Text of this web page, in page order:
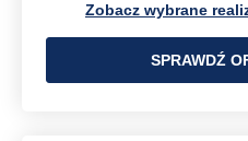
Zobacz wybrane
SPRAWDŹ